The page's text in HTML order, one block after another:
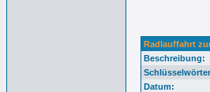
Radlauffahrt
Beschreibung:
Datum: